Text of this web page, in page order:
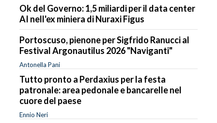
Ok del Governo: 1,5 miliardi per il data center
AI nell'ex miniera di Nuraxi Figus
Portoscuso, pienone per Sigfrido Ranucci al
Festival Argonautilus 2026 "Naviganti"
Antonella Pani
Tutto pronto a Perdaxius per la festa
patronale: area pedonale e bancarelle nel
cuore del paese
Ennio Neri